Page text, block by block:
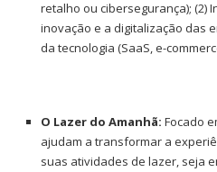
retalho ou cibersegurança); (2)
inovação e a digitalização das
da tecnologia (SaaS, e-
O Lazer do Amanhã: Focado
ajudam a transformar a
suas atividades de lazer, seja